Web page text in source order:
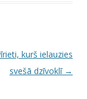
kurš ielauzies
svešā dzīvoklī →